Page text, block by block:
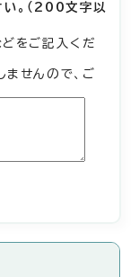
い。（200文字以
をご記入くだ
せんので、ご